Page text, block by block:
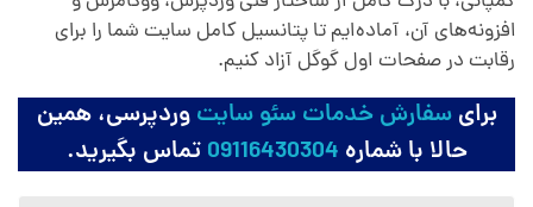
س
افزونه‌های آن، آماده‌ایم تا پتانسیل کامل سایت شما را برای
رقابت در صفحات اول گوگل آزاد کنیم.
برایسفارش خدمات سئو سایتوردپرسی، همین
حالا با شماره 09116430304تماس بگیرید.